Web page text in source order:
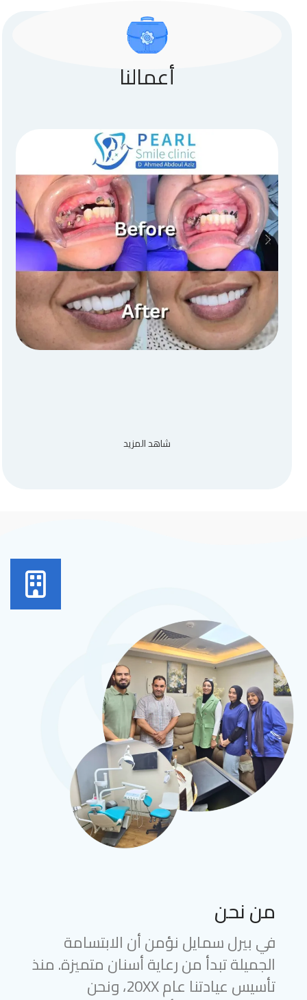
أعمالنا
شاهد المزيد
من نحن
في بيرل سمايل نؤمن أن الابتسامة
الجميلة تبدأ من رعاية أسنان متميزة. منذ
تأسيس عيادتنا عام 20XX، ونحن